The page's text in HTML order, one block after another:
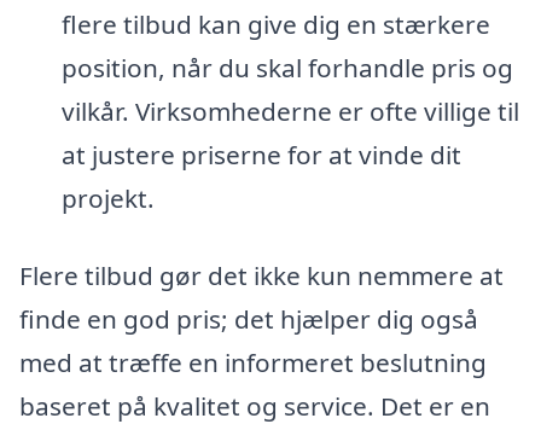
flere tilbud kan give dig en stærkere
position, når du skal forhandle pris og
vilkår. Virksomhederne er ofte villige til
at justere priserne for at vinde dit
projekt.
Flere tilbud gør det ikke kun nemmere at
finde en god pris; det hjælper dig også
med at træffe en informeret beslutning
baseret på kvalitet og service. Det er en